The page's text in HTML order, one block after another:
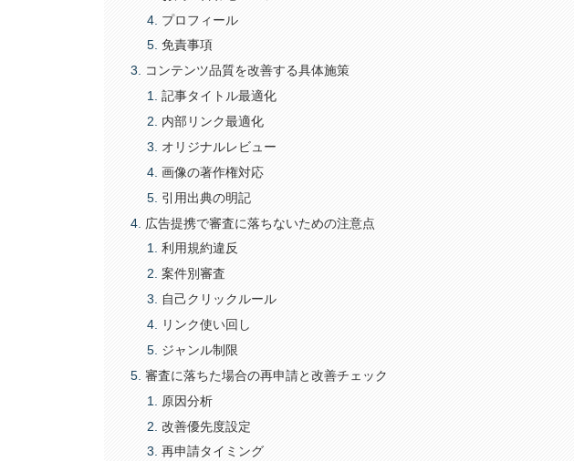
プロフィール
免責事項
コンテンツ品質を改善する具体施策
記事タイトル最適化
内部リンク最適化
オリジナルレビュー
画像の著作権対応
引用出典の明記
広告提携で審査に落ちないための注意点
利用規約違反
案件別審査
自己クリックルール
リンク使い回し
ジャンル制限
審査に落ちた場合の再申請と改善チェック
原因分析
改善優先度設定
再申請タイミング